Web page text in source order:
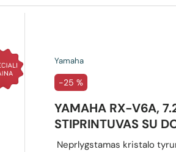
Yamaha
-25 %
YAMAHA RX-V6A,
STIPRINTUVAS SU
Neprlygstamas kristalo